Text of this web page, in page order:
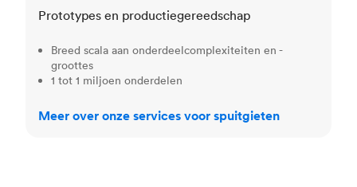
Prototypes en productiegereedschap
Breed scala aan onderdeelcomplexiteiten en -
groottes
1 tot 1 miljoen onderdelen
Meer over onze services voor spuitgieten